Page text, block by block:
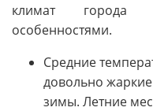
климат города
особенностями.
Средние
довольно
зимы. Летние